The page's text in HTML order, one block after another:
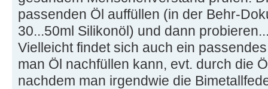
passenden Öl auffüllen (in der Behr-
30...50ml Silikonöl) und dann
Vielleicht findet sich auch ein
man Öl nachfüllen kann, evt. durch die
nachdem man irgendwie die